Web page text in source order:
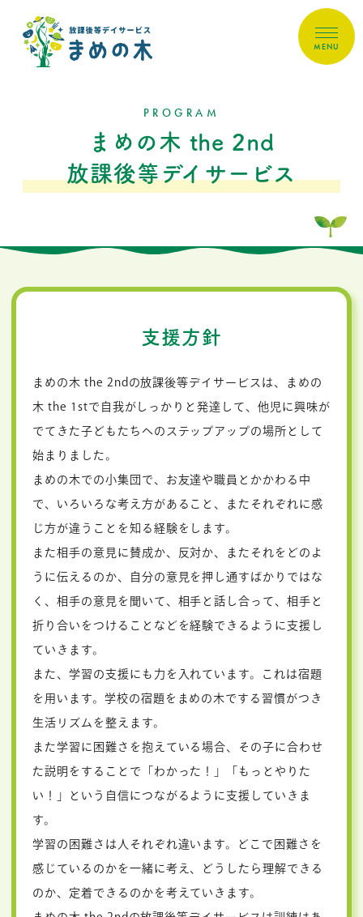
MENU
PROGRAM
まめの木 the 2nd
放課後等デイサービス
支援方針
まめの木 the 2ndの放課後等デイサービスは、まめの
木 the 1stで自我がしっかりと発達して、他児に興味が
でてきた子どもたちへのステップアップの場所として
始まりました。
まめの木での小集団で、お友達や職員とかかわる中
で、いろいろな考え方があること、またそれぞれに感
じ方が違うことを知る経験をします。
また相手の意見に賛成か、反対か、またそれをどのよ
うに伝えるのか、自分の意見を押し通すばかりではな
く、相手の意見を聞いて、相手と話し合って、相手と
折り合いをつけることなどを経験できるように支援し
ていきます。
また、学習の支援にも力を入れています。これは宿題
を用います。学校の宿題をまめの木でする習慣がつき
生活リズムを整えます。
また学習に困難さを抱えている場合、その子に合わせ
た説明をすることで「わかった！」「もっとやりた
い！」という自信につながるように支援していきま
す。
学習の困難さは人それぞれ違います。どこで困難さを
感じているのかを一緒に考え、どうしたら理解できる
のか、定着できるのかを考えていきます。